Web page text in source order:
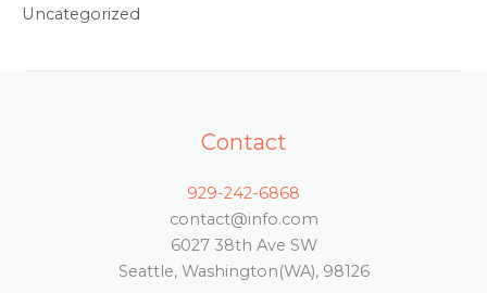
Uncategorized
Contact
929-242-6868
contact@info.com
6027 38th Ave SW
Seattle, Washington(WA), 98126